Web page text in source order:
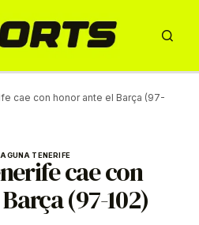
cae con honor ante el Barça (97-
TENERIFEcae con
(97-102)